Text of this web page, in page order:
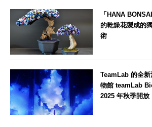
「HANA
的乾燥花製成的
術
TeamLab 的全
物館 teamLab
2025 年秋季開放